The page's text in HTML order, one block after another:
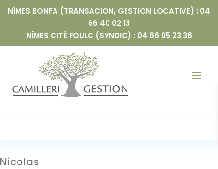
NÎMES BONFA (TRANSACION, GESTION LOCATIVE) : 04
66 40 02 13
NÎMES CITÉ FOULC (SYNDIC) : 04 66 05 23 36
Nicolas